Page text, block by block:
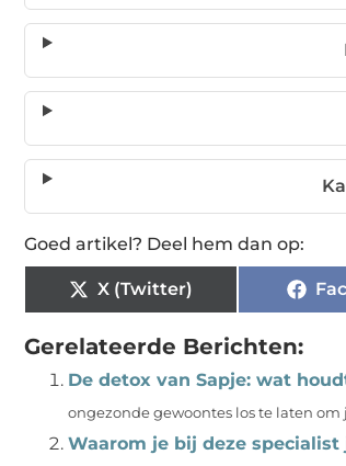
Goed artikel? Deel hem dan op:
X (Twitter)
Gerelateerde Berichten:
De detox van Sapje: wat
ongezonde gewoontes los te laten om
Waarom je bij deze